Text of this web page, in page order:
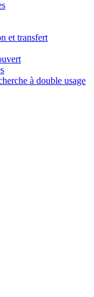
et transfert
à double usage